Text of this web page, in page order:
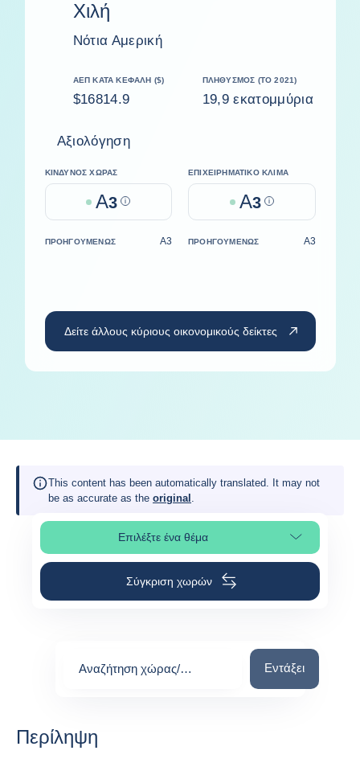
Χιλή
Νότια Αμερική
ΑΕΠ ΚΑΤΆ ΚΕΦΑΛΉ ($)
$16814.9
ΠΛΗΘΥΣΜΌΣ (ΤΟ 2021)
19,9 εκατομμύρια
Αξιολόγηση
ΚΊΝΔΥΝΟΣ ΧΏΡΑΣ
A3 Help
ΕΠΙΧΕΙΡΗΜΑΤΙΚΌ ΚΛΊΜΑ
A3 Help
ΠΡΟΗΓΟΥΜΈΝΩΣ A3 ΠΡΟΗΓΟΥΜΈΝΩΣ A3
Δείτε άλλους κύριους οικονομικούς δείκτες
This content has been automatically translated. It may not
be as accurate as the original .
Επιλέξτε ένα θέμαΕπιλέξτε τμήμα της σελίδας
Σύγκριση χωρών
Αναζήτηση χώρας/
Αναζήτηση
Εντάξει
Περίληψη